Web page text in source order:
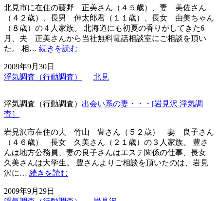
相
手
妊
娠・・・
浮
査］
北見市に在住の藤野 正美さん（４５歳）、妻 美佐さん
（４２歳）、長男 伸太郎君（１１歳）、長女 由美ちゃん
（８歳）の４人家族。 北海道にも初夏の香りがしてきた6
月、夫 正美さんから当社無料電話相談室にご相談を頂い
た。 相… 続きを読む
の
ス・・・
そ
時、
夫
は・・・
[北
2009年9月30日
浮気調査（行動調査）
北見
浮気調査（行動調査） 出会い系の妻・・・[岩見沢 浮気調
査］
岩見沢市在住の夫 竹山 豊さん（５２歳） 妻 良子さん
（４６歳） 長女 久美さん（２１歳）の３人家族。 豊さ
んは地方公務員、妻の良子さんはエステ関係の仕事、長女
久美さんは大学生。 豊さんよりご相談を頂いたのは、岩見
沢に… 続きを読む
2009年9月29日